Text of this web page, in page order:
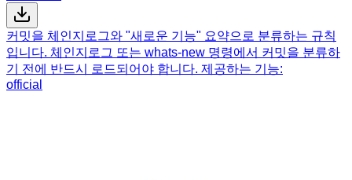
커밋을 체인지로그와 "새로운 기능" 요약으로 분류하는 규칙
입니다. 체인지로그 또는 whats-new 명령에서 커밋을 분류하
기 전에 반드시 로드되어야 합니다. 제공하는 기능:
official